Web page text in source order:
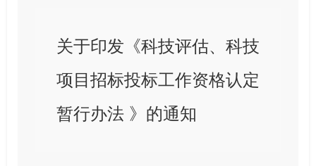
关于印发《科技评估、科技
项目招标投标工作资格认定
暂行办法 》的通知